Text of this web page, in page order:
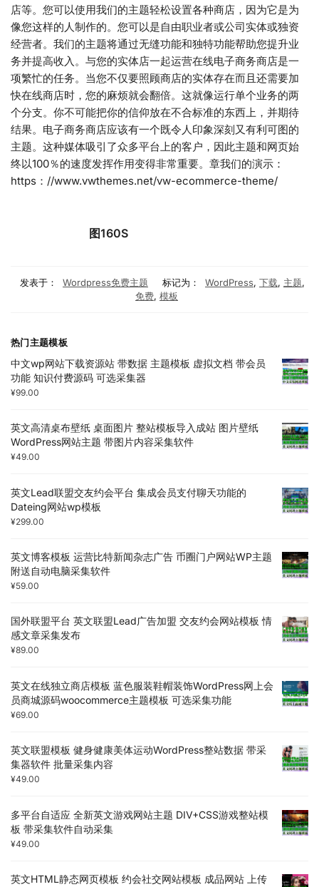
店等。您可以使用我们的主题轻松设置各种商店，因为它是为
像您这样的人制作的。您可以是自由职业者或公司实体或独资
经营者。我们的主题将通过无缝功能和独特功能帮助您提升业
务并提高收入。与您的实体店一起运营在线电子商务商店是一
项繁忙的任务。当您不仅要照顾商店的实体存在而且还需要加
快在线商店时，您的麻烦就会翻倍。这就像运行单个业务的两
个分支。你不可能把你的信仰放在不合标准的东西上，并期待
结果。电子商务商店应该有一个既令人印象深刻又有利可图的
主题。这种媒体吸引了众多平台上的客户，因此主题和网页始
终以100％的速度发挥作用变得非常重要。章我们的演示：
https：//www.vwthemes.net/vw-ecommerce-theme/
图160S
发表于： Wordpress免费主题 标记为： WordPress, 下载, 主题,
免费, 模板
热门主题模板
中文wp网站下载资源站 带数据 主题模板 虚拟文档 带会员
功能 知识付费源码 可选采集器
¥99.00
英文高清桌布壁纸 桌面图片 整站模板导入成站 图片壁纸
WordPress网站主题 带图片内容采集软件
¥49.00
英文Lead联盟交友约会平台 集成会员支付聊天功能的
Dateing网站wp模板
¥299.00
英文博客模板 运营比特新闻杂志广告 币圈门户网站WP主题
附送自动电脑采集软件
¥59.00
国外联盟平台 英文联盟Lead广告加盟 交友约会网站模板 情
感文章采集发布
¥89.00
英文在线独立商店模板 蓝色服装鞋帽装饰WordPress网上会
员商城源码woocommerce主题模板 可选采集功能
¥69.00
英文联盟模板 健身健康美体运动WordPress整站数据 带采
集器软件 批量采集内容
¥49.00
多平台自适应 全新英文游戏网站主题 DIV+CSS游戏整站模
板 带采集软件自动采集
¥49.00
英文HTML静态网页模板 约会社交网站模板 成品网站 上传